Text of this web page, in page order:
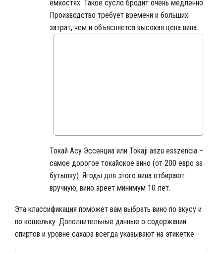
емкостях. Такое сусло бродит очень медленно.
Производство требует времени и больших
затрат, чем и объясняется высокая цена вина.
Токай Асу Эссенциа или Tokaji aszu esszencia –
самое дорогое токайское вино (от 200 евро за
бутылку). Ягоды для этого вина отбирают
вручную, вино зреет минимум 10 лет.
Эта классификация поможет вам выбрать вино по вкусу и
по кошельку. Дополнительные данные о содержании
спиртов и уровне сахара всегда указывают на этикетке.